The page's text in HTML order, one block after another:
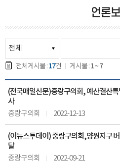
언론
전체게시물 :17건 게시물 :1 ~ 7
(전국매일신문)중랑구의회, 예산결산
사
중랑구의회 2022-12-13
(이뉴스투데이) 중랑구의회,양원지구
달
중랑구의회 2022-09-21